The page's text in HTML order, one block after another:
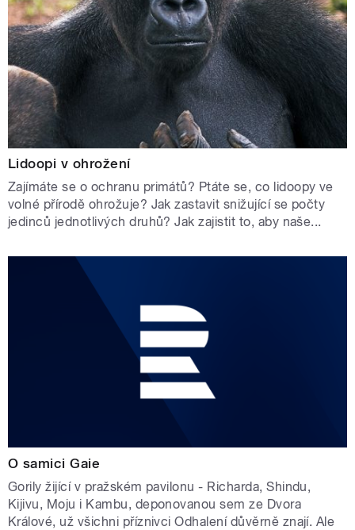
Lidoopi v ohrožení
Zajímáte se o ochranu primátů? Ptáte se, co lidoopy ve
volné přírodě ohrožuje? Jak zastavit snižující se počty
jedinců jednotlivých druhů? Jak zajistit to, aby naše...
O samici Gaie
Gorily žijící v pražském pavilonu - Richarda, Shindu,
Kijivu, Moju i Kambu, deponovanou sem ze Dvora
Králové, už všichni příznivci Odhalení důvěrně znají. Ale